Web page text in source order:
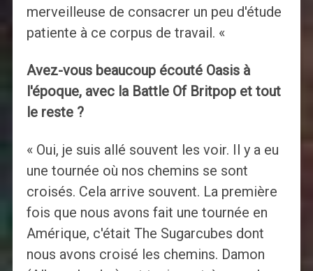
merveilleuse de consacrer un peu d'étude
patiente à ce corpus de travail. «
Avez-vous beaucoup écouté Oasis à
l'époque, avec la Battle Of Britpop et tout
le reste ?
« Oui, je suis allé souvent les voir. Il y a eu
une tournée où nos chemins se sont
croisés. Cela arrive souvent. La première
fois que nous avons fait une tournée en
Amérique, c'était The Sugarcubes dont
nous avons croisé les chemins. Damon